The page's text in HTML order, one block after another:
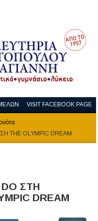
VISIT FACEBOOK PAGE
THE OLYMPIC DREAM
ΣΤΗ
DREAM